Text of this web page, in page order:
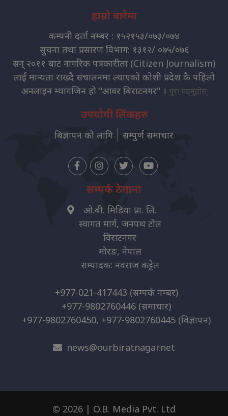
हाम्रो बारेमा
कम्पनी दर्ता नम्बर : १५२१५३/०७३/०७४
सुचना तथा प्रसारण विभाग: १३१२/ ०७५/०७६
सन् २०११ बाट नागरिक पत्रकारीता (Citizen Journalism)
लाई मान्यता राख्दै संचालनमा ल्याएको कोशी प्रदेश कै पहिलो
अनलाइन म्यागजिन हो "आवर बिराटनगर" । पुरा पढ्नुहोस्
उपयोगी लिंकहरु
बिज्ञापन को लागि सम्पुर्ण समाचार
सम्पर्क ठेगाना
ओ.बी. मिडिया प्रा. लि.
स्वागत मार्ग, जनपथ टोल
विराटनगर
मोरङ, नेपाल
सम्पादक: नवराज कट्टेल
+977-021-417443 (सम्पर्क नम्बर)
+977-9802760446 (समाचार)
+977-9802760450, +977-9802760445 (विज्ञापन)
news@ourbiratnagar.net
© 2026 | O.B. Media Pvt. Ltd